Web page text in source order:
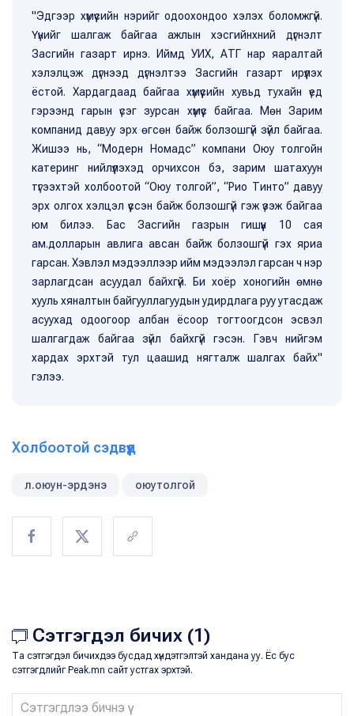
"Эдгээр хүмүүсийн нэрийг одоохондоо хэлэх боломжгүй.
Үүнийг шалгаж байгаа ажлын хэсгийнхний дүгнэлт
Засгийн газарт ирнэ. Иймд УИХ, АТГ нар яаралтай
хэлэлцэж дүгнээд дүгнэлтээ Засгийн газарт ирүүлэх
ёстой. Хардагдаад байгаа хүмүүсийн хувьд тухайн үед
гэрээнд гарын үсэг зурсан хүмүүс байгаа. Мөн Зарим
компанид давуу эрх өгсөн байж болзошгүй зүйл байгаа.
Жишээ нь, “Модерн Номадс” компани Оюу толгойн
катеринг нийлүүлэхэд орчихсон бэ, зарим шатахуун
түгээхтэй холбоотой “Оюу толгой”, “Рио Тинто” давуу
эрх олгох хэлцэл үүссэн байж болзошгүй гэж үзэж байгаа
юм билээ. Бас Засгийн газрын гишүүн 10 сая
ам.долларын авлига авсан байж болзошгүй гэх яриа
гарсан. Хэвлэл мэдээллээр ийм мэдээлэл гарсан ч нэр
зарлагдсан асуудал байхгүй. Би хоёр хоногийн өмнө
хууль хяналтын байгууллагуудын удирдлага руу утасдаж
асуухад одоогоор албан ёсоор тогтоогдсон эсвэл
шалгагдаж байгаа зүйл байхгүй гэсэн. Гэвч нийгэм
хардах эрхтэй тул цаашид нягталж шалгах байх"
гэлээ.
Холбоотой сэдвүүд
л.оюун-эрдэнэ оюутолгой
Сэтгэгдэл бичих (1)
Та сэтгэгдэл бичихдээ бусдад хүндэтгэлтэй хандана уу. Ёс бус
сэтгэгдлийг Peak.mn сайт устгах эрхтэй.